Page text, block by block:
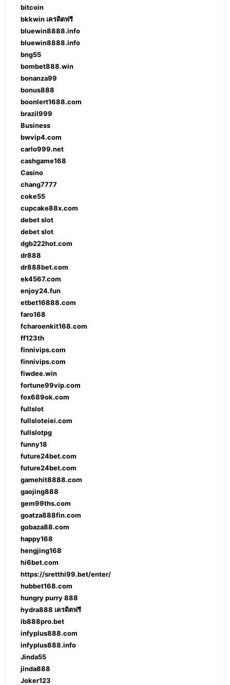
bitcoin
bkkwin เครดิตฟรี
bluewin8888.info
bluewin8888.info
bng55
bombet888.win
bonanza99
bonus888
boonlert1688.com
brazil999
Business
bwvip4.com
carlo999.net
cashgame168
Casino
chang7777
coke55
cupcake88x.com
debet slot
debet slot
dgb222hot.com
dr888
dr888bet.com
ek4567.com
enjoy24.fun
etbet16888.com
faro168
fcharoenkit168.com
ff123th
finnivips.com
finnivips.com
fiwdee.win
fortune99vip.com
fox689ok.com
fullslot
fullsloteiei.com
fullslotpg
funny18
future24bet.com
future24bet.com
gamehit8888.com
gaojing888
gem99ths.com
goatza888fin.com
gobaza88.com
happy168
hengjing168
hi6bet.com
https://sretthi99.bet/enter/
hubbet168.com
hungry purry 888
hydra888 เครดิตฟรี
ib888pro.bet
infyplus888.com
infyplus888.info
Jinda55
jinda888
Joker123